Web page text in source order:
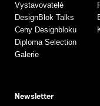
Vystavovatelé
DesignBlok Talks
Ceny Designbloku
Diploma Selection
Galerie
Newsletter